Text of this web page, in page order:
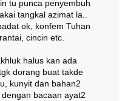
tu punca penyembuh
tangkal azimat la..
ok, konfem Tuhan
cincin etc.
halus kan ada
dorang buat takde
kunyit dan bahan2
bacaan ayat2